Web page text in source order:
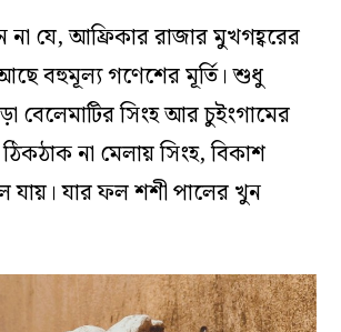
না যে, আফ্রিকার রাজার মুখগহ্বরের
বহুমূল্য গণেশের মূর্তি। শুধু
বেলেমাটির সিংহ আর চুইংগামের
না মেলায় সিংহ, বিকাশ
যায়। যার ফল শশী পালের খুন